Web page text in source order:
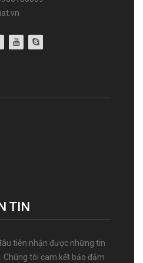
TIN
tiên nhận được những tin
tôi cam kết bảo đảm